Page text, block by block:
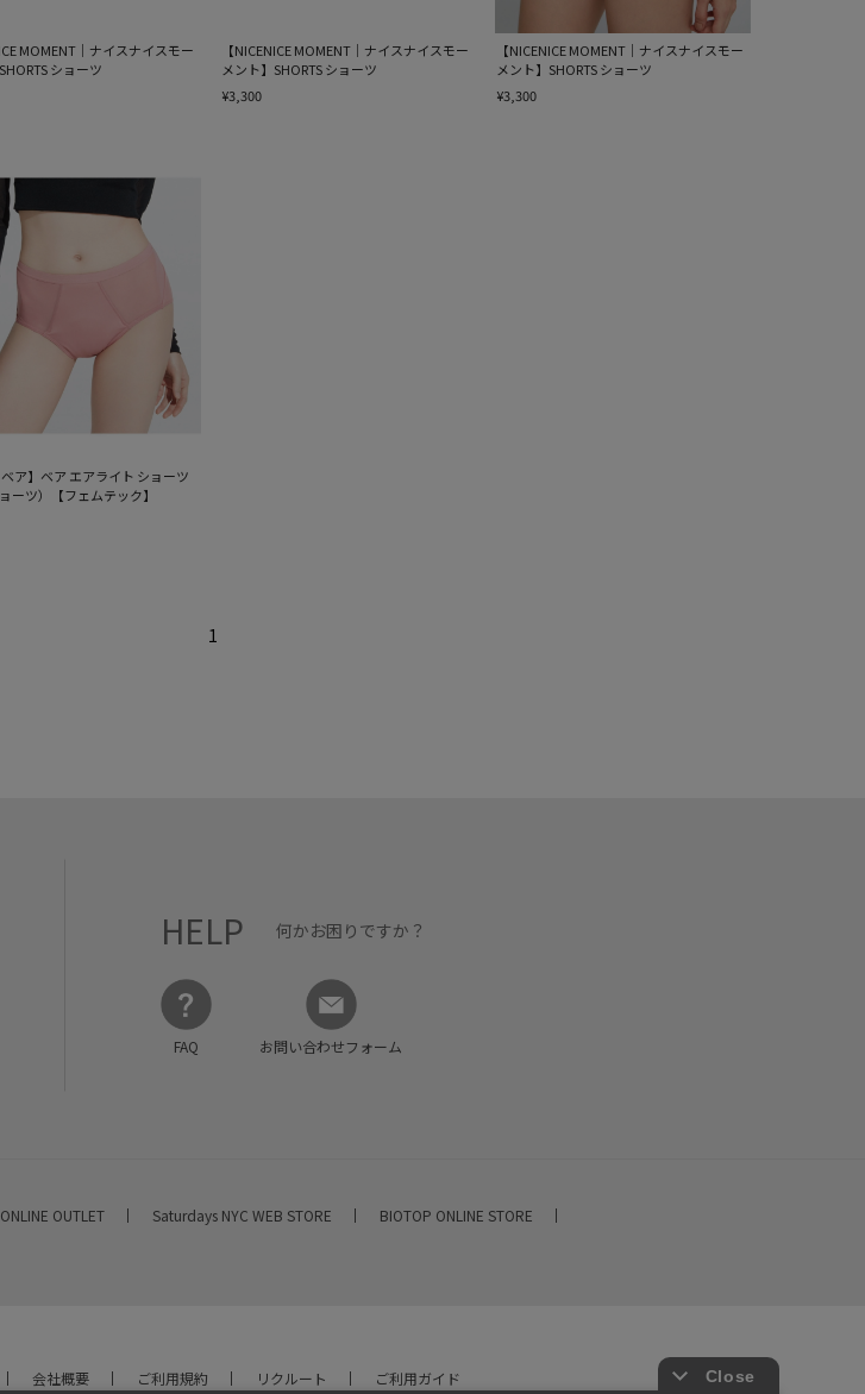
MOMENT｜ナイスナイスモー
ショーツ
【NICENICE MOMENT｜ナイスナイスモー
メント】SHORTS ショーツ
¥3,300
【NICENICE MOMENT｜ナイスナイスモー
メント】SHORTS ショーツ
¥3,300
ベア】ベア エアライト ショーツ
ョーツ）【フェムテック】
1
HELP 何かお困りですか？
FAQ お問い合わせフォーム
OUTLET Saturdays NYC WEB STORE
BIOTOP ONLINE STORE
会社概要 ご利用規約 リクルート ご利用ガイド